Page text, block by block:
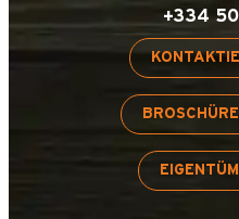
+334